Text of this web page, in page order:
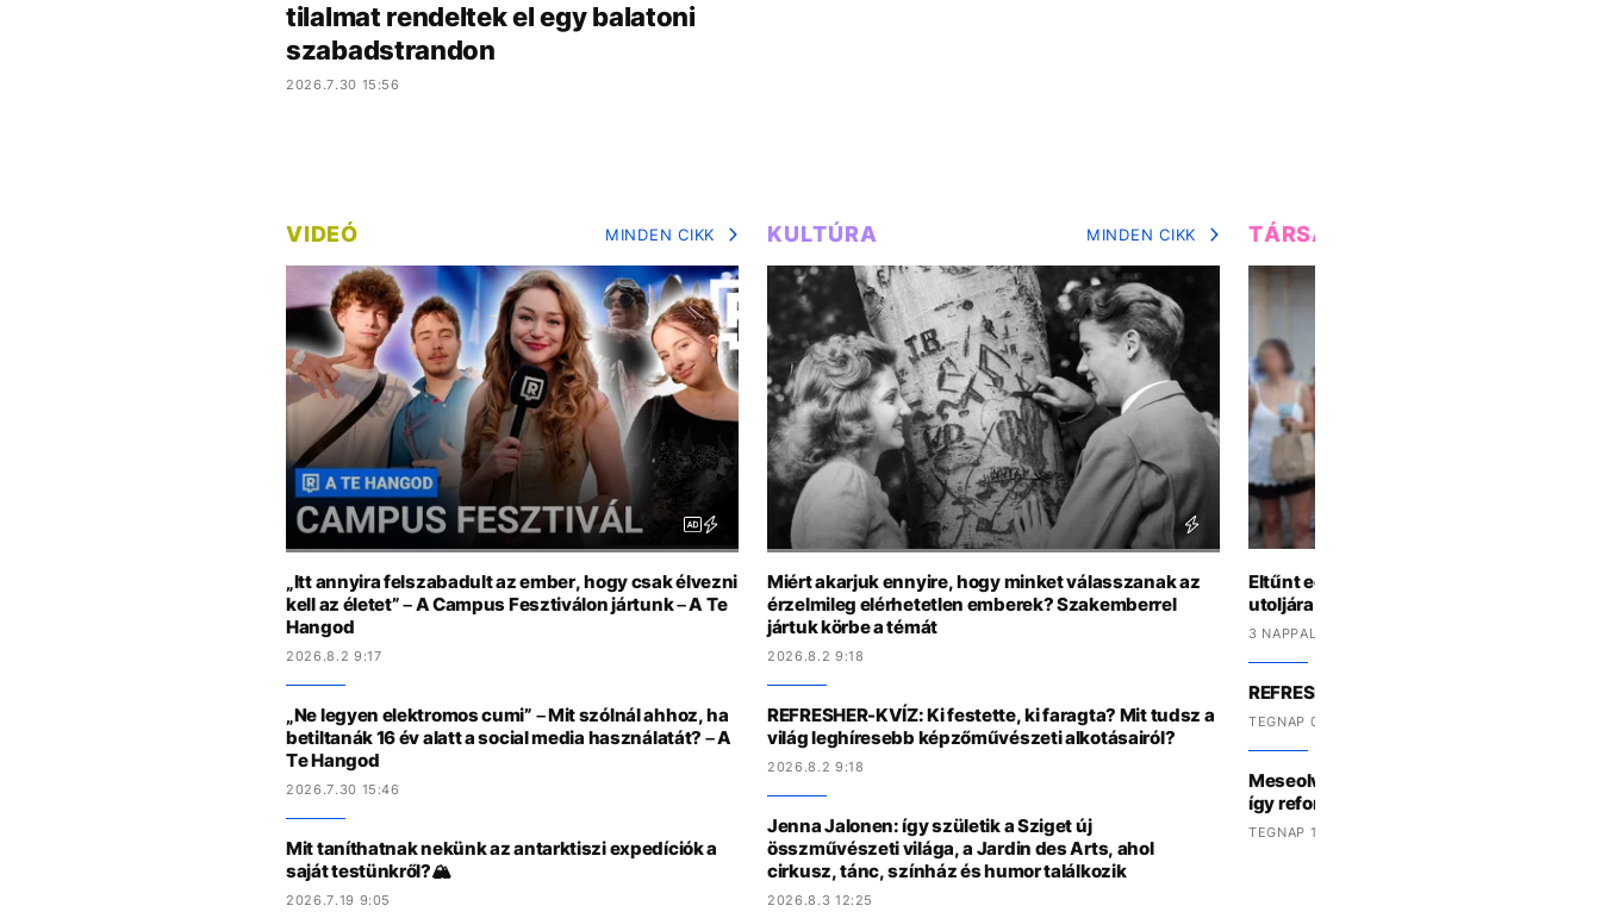
tilalmat rendeltek el egy balatoni
szabadstrandon
2026.7.30 15:56
VIDEÓ MINDEN CIKK
„Itt annyira felszabadult az ember, hogy csak élvezni
kell az életet” – A Campus Fesztiválon jártunk – A Te
Hangod
2026.8.2 9:17
„Ne legyen elektromos cumi” – Mit szólnál ahhoz, ha
betiltanák 16 év alatt a social media használatát? – A
Te Hangod
2026.7.30 15:46
Mit taníthatnak nekünk az antarktiszi expedíciók a
saját testünkről?🏔️
2026.7.19 9:05
KULTÚRA MINDEN CIKK
Miért akarjuk ennyire, hogy minket válasszanak az
érzelmileg elérhetetlen emberek? Szakemberrel
jártuk körbe a témát
2026.8.2 9:18
REFRESHER-KVÍZ: Ki festette, ki faragta? Mit tudsz a
világ leghíresebb képzőművészeti alkotásairól?
2026.8.2 9:18
Jenna Jalonen: így születik a Sziget új
összművészeti világa, a Jardin des Arts, ahol
cirkusz, tánc, színház és humor találkozik
2026.8.3 12:25
TÁRSADALOM
Eltűnt egy 21 éves fiatal, az Ozora
utoljára
3 NAPPAL EZELŐTT
REFRESHER-KVÍZ: te mennyit tudsz a
TEGNAP 09:32 -KOR
Meseolvasás, hosszabb szünetek, 35
így reformálná meg az alsó tagozatot a
TEGNAP 12:39 -KOR